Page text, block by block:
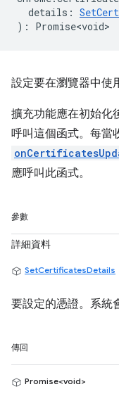
details :
) : Promise<void>
設定要在瀏覽器中使
擴充功能應在初始化
呼叫這個函式。每當
應呼叫此函式。
參數
詳細資料
SetCertificatesDetails
要設定的憑證。系統
傳回
Promise<void>